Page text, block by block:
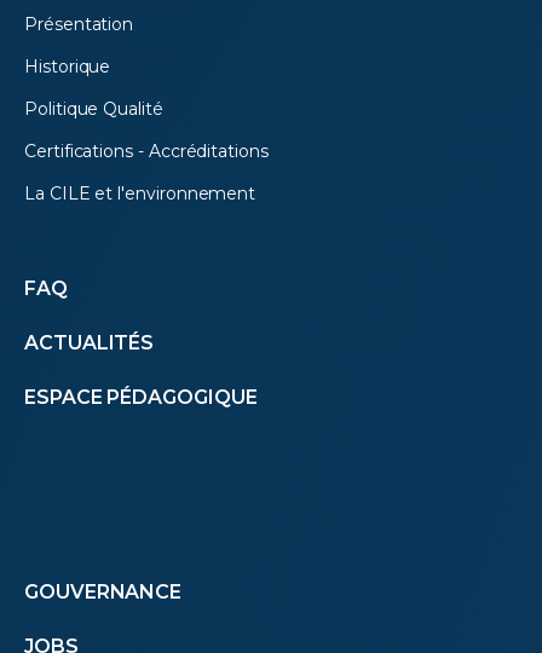
Présentation
Historique
Politique Qualité
Certifications - Accréditations
La CILE et l'environnement
Autres
menus
FAQ
ACTUALITÉS
ESPACE PÉDAGOGIQUE
Footer
GOUVERNANCE
JOBS